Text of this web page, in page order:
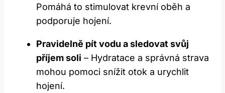
Pomáhá to stimulovat krevní oběh a
podporuje hojení.
Pravidelně pít vodu a sledovat svůj
příjem soli – Hydratace a správná strava
mohou pomoci snížit otok a urychlit
hojení.